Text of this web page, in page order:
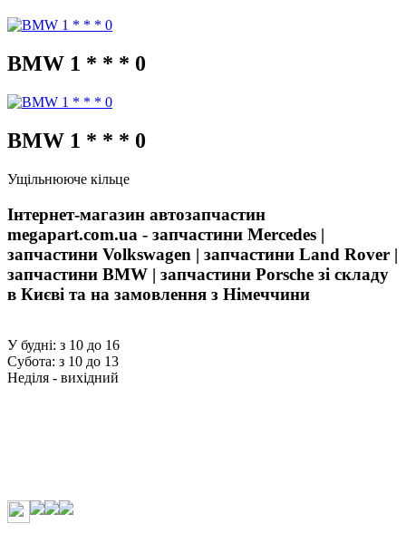
BMW 1 * * * 0
BMW 1 * * * 0
Ущільнююче кільце
Інтернет-магазин автозапчастин
megapart.com.ua - запчастини Mercedes |
запчастини Volkswagen | запчастини Land Rover |
запчастини BMW | запчастини Porsche зі складу
в Києві та на замовлення з Німеччини
У будні: з 10 до 16
Субота: з 10 до 13
Неділя - вихідний